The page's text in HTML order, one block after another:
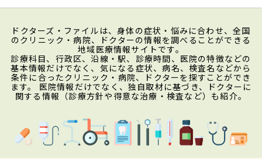
ドクターズ・ファイルは、身体の症状・悩みに合わせ、全国
のクリニック・病院、ドクターの情報を調べることができる
地域医療情報サイトです。
診療科目、行政区、沿線・駅、診療時間、医院の特徴などの
基本情報だけでなく、気になる症状、病名、検査名などから
条件に合ったクリニック・病院、ドクターを探すことができ
ます。 医院情報だけでなく、独自取材に基づき、ドクターに
関する情報（診療方針や得意な治療・検査など）も紹介。